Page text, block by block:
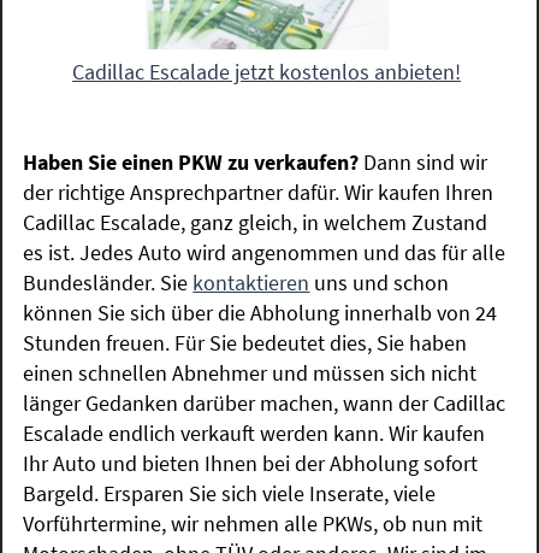
Cadillac Escalade jetzt kostenlos anbieten!
Haben Sie einen PKW zu verkaufen? Dann sind wir
der richtige Ansprechpartner dafür. Wir kaufen Ihren
Cadillac Escalade, ganz gleich, in welchem Zustand
es ist. Jedes Auto wird angenommen und das für alle
Bundesländer. Sie kontaktieren uns und schon
können Sie sich über die Abholung innerhalb von 24
Stunden freuen. Für Sie bedeutet dies, Sie haben
einen schnellen Abnehmer und müssen sich nicht
länger Gedanken darüber machen, wann der Cadillac
Escalade endlich verkauft werden kann. Wir kaufen
Ihr Auto und bieten Ihnen bei der Abholung sofort
Bargeld. Ersparen Sie sich viele Inserate, viele
Vorführtermine, wir nehmen alle PKWs, ob nun mit